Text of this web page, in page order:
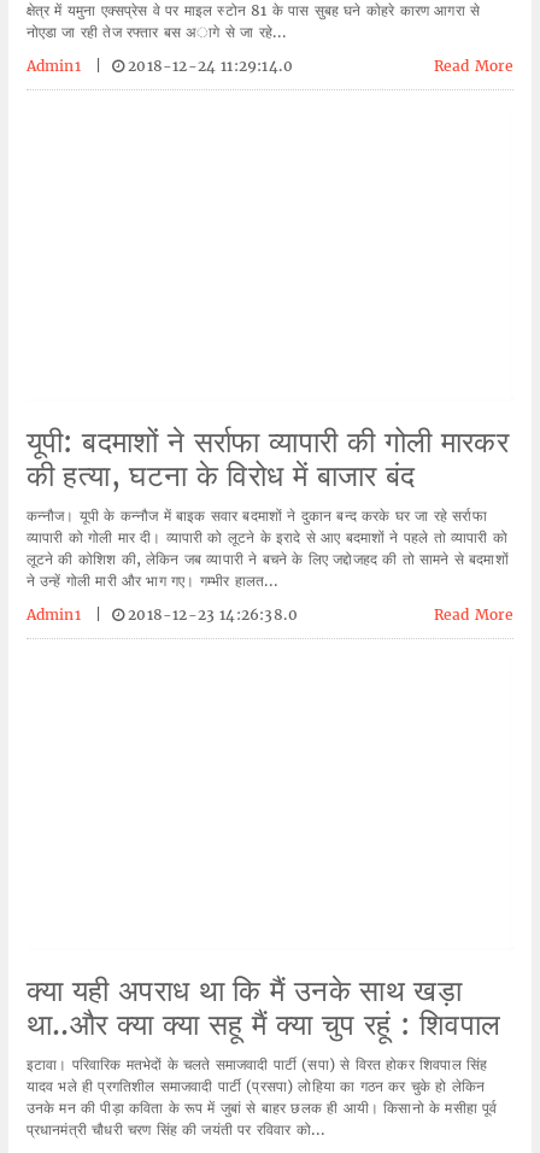
क्षेत्र में यमुना एक्सप्रेस वे पर माइल स्टोन 81 के पास सुबह घने काेहरे कारण आगरा से
नोएडा जा रही तेज रफ्तार बस अागे से जा रहे...
Admin1
2018-12-24 11:29:14.0 Read More
यूपी: बदमाशों ने सर्राफा व्यापारी की गोली मारकर
की हत्या, घटना के विरोध में बाजार बंद
कन्नौज। यूपी के कन्नौज में बाइक सवार बदमाशों ने दुकान बन्द करके घर जा रहे सर्राफा
व्यापारी को गोली मार दी। व्यापारी को लूटने के इरादे से आए बदमाशों ने पहले तो व्यापारी को
लूटने की कोशिश की, लेकिन जब व्यापारी ने बचने के लिए जद्दोजहद की तो सामने से बदमाशों
ने उन्हें गोली मारी और भाग गए। गम्भीर हालत...
Admin1
2018-12-23 14:26:38.0 Read More
क्या यही अपराध था कि मैं उनके साथ खड़ा
था..और क्या क्या सहू मैं क्या चुप रहूं : शिवपाल
इटावा। परिवारिक मतभेदों के चलते समाजवादी पार्टी (सपा) से विरत होकर शिवपाल सिंह
यादव भले ही प्रगतिशील समाजवादी पार्टी (प्रसपा) लोहिया का गठन कर चुके हो लेकिन
उनके मन की पीड़ा कविता के रूप में जुबां से बाहर छलक ही आयी। किसानो के मसीहा पूर्व
प्रधानमंत्री चौधरी चरण सिंह की जयंती पर रविवार को...